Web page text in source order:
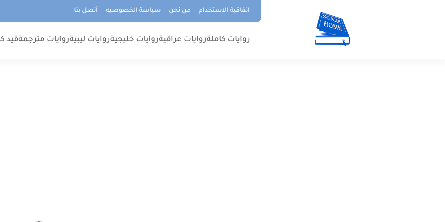
اتفاقية الاستخدام من نحن سياسة الخصوصيه أتصل بنا
روايات كاملةروايات عراقيةروايات خليجيةروايات ليبيةروايات مترجمةقيد